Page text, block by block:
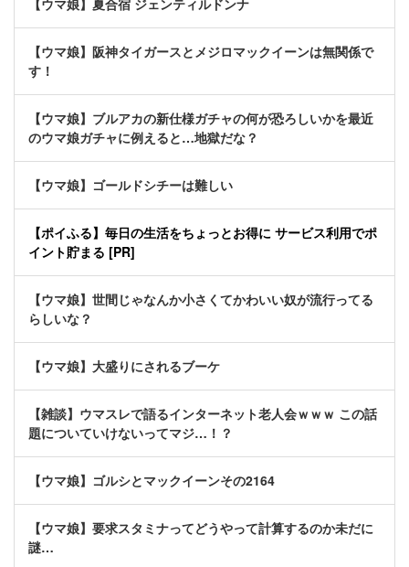
【ウマ娘】夏合宿 ジェンティルドンナ
【ウマ娘】阪神タイガースとメジロマックイーンは無関係で
す！
【ウマ娘】ブルアカの新仕様ガチャの何が恐ろしいかを最近
のウマ娘ガチャに例えると…地獄だな？
【ウマ娘】ゴールドシチーは難しい
【ポイふる】毎日の生活をちょっとお得に サービス利用でポ
イント貯まる [PR]
【ウマ娘】世間じゃなんか小さくてかわいい奴が流行ってる
らしいな？
【ウマ娘】大盛りにされるブーケ
【雑談】ウマスレで語るインターネット老人会ｗｗｗ この話
題についていけないってマジ…！？
【ウマ娘】ゴルシとマックイーンその2164
【ウマ娘】要求スタミナってどうやって計算するのか未だに
謎…